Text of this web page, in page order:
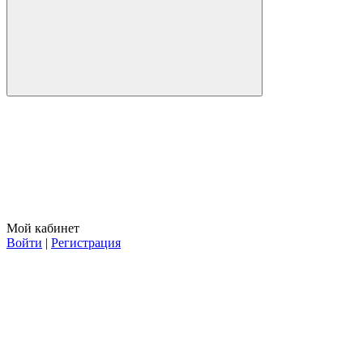
Мой кабинет
Войти | Регистрация